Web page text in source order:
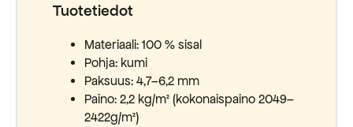
Tuotetiedot
Materiaali: 100 % sisal
Pohja: kumi
Paksuus: 4,7–6,2 mm
Paino: 2,2 kg/m² (kokonaispaino 2049–
2422g/m²)